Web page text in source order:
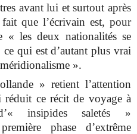
avant lui et surtout après
que l’écrivain est, pour
« les deux nationalités se
qui est d’autant plus vrai
».
» retient l’attention
réduit ce récit de voyage à
insipides saletés »
phase d’extrême